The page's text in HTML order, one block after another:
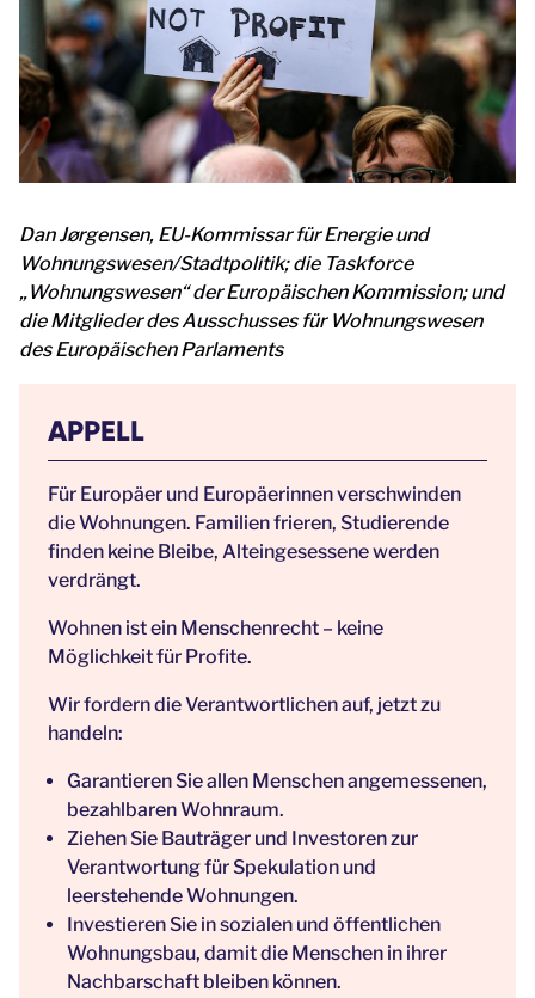
Dan Jørgensen, EU-Kommissar für Energie und
Wohnungswesen/Stadtpolitik; die Taskforce
„Wohnungswesen“ der Europäischen Kommission; und
die Mitglieder des Ausschusses für Wohnungswesen
des Europäischen Parlaments
APPELL
Für Europäer und Europäerinnen verschwinden
die Wohnungen. Familien frieren, Studierende
finden keine Bleibe, Alteingesessene werden
verdrängt.
Wohnen ist ein Menschenrecht – keine
Möglichkeit für Profite.
Wir fordern die Verantwortlichen auf, jetzt zu
handeln:
Garantieren Sie allen Menschen angemessenen,
bezahlbaren Wohnraum.
Ziehen Sie Bauträger und Investoren zur
Verantwortung für Spekulation und
leerstehende Wohnungen.
Investieren Sie in sozialen und öffentlichen
Wohnungsbau, damit die Menschen in ihrer
Nachbarschaft bleiben können.